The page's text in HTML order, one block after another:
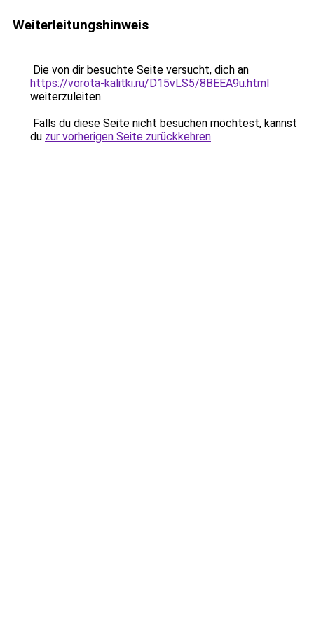
Weiterleitungshinweis
Die von dir besuchte Seite versucht, dich an
https://vorota-kalitki.ru/D15vLS5/8BEEA9u.html
weiterzuleiten.
Falls du diese Seite nicht besuchen möchtest, kannst
du zur vorherigen Seite zurückkehren.